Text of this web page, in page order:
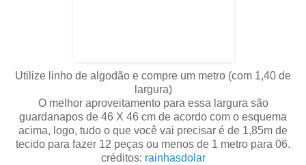
Utilize linho de algodão e compre um metro (com 1,40 de
largura)
O melhor aproveitamento para essa largura são
guardanapos de 46 X 46 cm de acordo com o esquema
acima, logo, tudo o que você vai precisar é de 1,85m de
tecido para fazer 12 peças ou menos de 1 metro para 06.
créditos: rainhasdolar